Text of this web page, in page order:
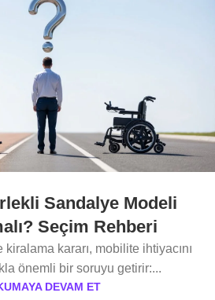
Sandalye Modeli
Seçim Rehberi
kararı, mobilite ihtiyacını
önemli bir soruyu getirir:...
DEVAM ET